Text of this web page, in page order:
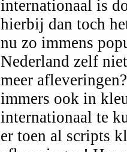
internationaal is
hierbij dan toch
nu zo immens
Nederland zelf
meer
immers ook in
internationaal te
er toen al scripts